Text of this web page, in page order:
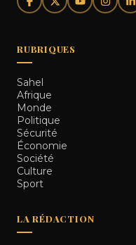
RUBRIQUES
Sahel
Afrique
Monde
Politique
Sécurité
Économie
Société
Culture
Sport
LA RÉDACTION